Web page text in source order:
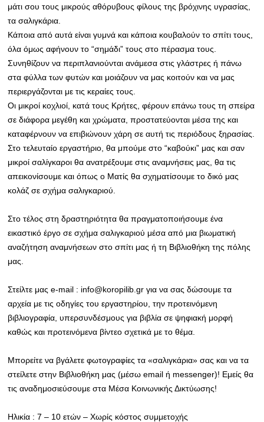
μάτι σου τους μικρούς αθόρυβους φίλους της βρόχινης υγρασίας,
τα σαλιγκάρια.
Κάποια από αυτά είναι γυμνά και κάποια κουβαλούν το σπίτι τους,
όλα όμως αφήνουν το “σημάδι” τους στο πέρασμα τους.
Συνηθίζουν να περιπλανιούνται ανάμεσα στις γλάστρες ή πάνω
στα φύλλα των φυτών και μοιάζουν να μας κοιτούν και να μας
περιεργάζονται με τις κεραίες τους.
Οι μικροί κοχλιοί, κατά τους Κρήτες, φέρουν επάνω τους τη σπείρα
σε διάφορα μεγέθη και χρώματα, προστατεύονται μέσα της και
καταφέρνουν να επιβιώνουν χάρη σε αυτή τις περιόδους ξηρασίας.
Στο τελευταίο εργαστήριο, θα μπούμε στο “καβούκι” μας και σαν
μικροί σαλίγκαροι θα ανατρέξουμε στις αναμνήσεις μας, θα τις
απεικονίσουμε και όπως ο Ματίς θα σχηματίσουμε το δικό μας
κολάζ σε σχήμα σαλιγκαριού.
Στο τέλος στη δραστηριότητα θα πραγματοποιήσουμε ένα
εικαστικό έργο σε σχήμα σαλιγκαριού μέσα από μια βιωματική
αναζήτηση αναμνήσεων στο σπίτι μας ή τη Βιβλιοθήκη της πόλης
μας.
Στείλτε μας e-mail : info@koropilib.gr για να σας δώσουμε τα
αρχεία με τις οδηγίες του εργαστηρίου, την προτεινόμενη
βιβλιογραφία, υπερσυνδέσμους για βιβλία σε ψηφιακή μορφή
καθώς και προτεινόμενα βίντεο σχετικά με το θέμα.
Μπορείτε να βγάλετε φωτογραφίες τα «σαλιγκάρια» σας και να τα
στείλετε στην Βιβλιοθήκη μας (μέσω email ή messenger)! Εμείς θα
τις αναδημοσιεύσουμε στα Μέσα Κοινωνικής Δικτύωσης!
Ηλικία : 7 – 10 ετών – Χωρίς κόστος συμμετοχής